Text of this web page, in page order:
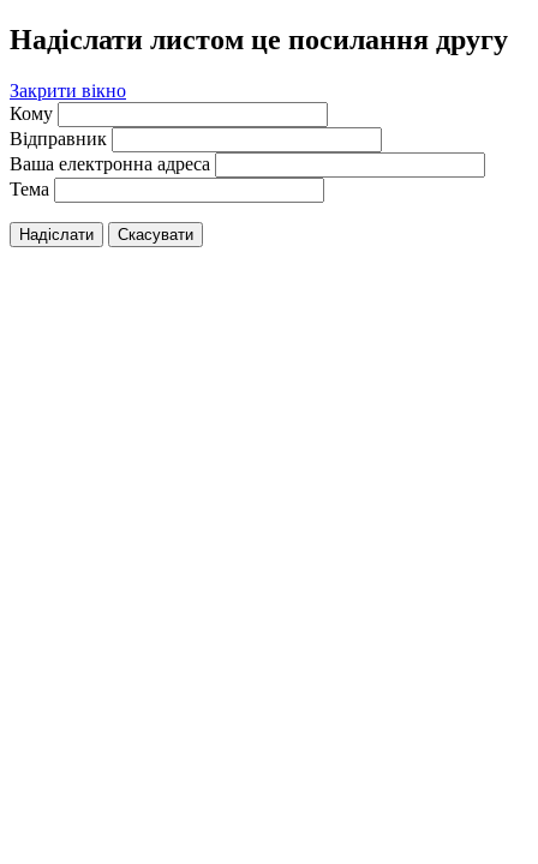
Надіслати листом це посилання другу
Закрити вікно
Кому
Відправник
Ваша електронна адреса
Тема
Надіслати Скасувати